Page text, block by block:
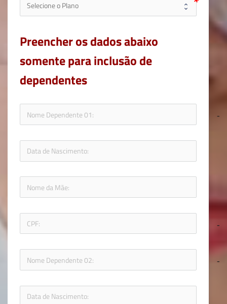
Preencher os dados abaixo
somente para inclusão de
dependentes
icon-
icon-
icon-